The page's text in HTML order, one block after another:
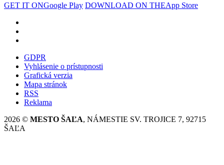
GET IT ONGoogle Play DOWNLOAD ON THEApp Store
GDPR
Vyhlásenie o prístupnosti
Grafická verzia
Mapa stránok
RSS
Reklama
2026 © MESTO ŠAĽA, NÁMESTIE SV. TROJICE 7, 92715
ŠAĽA